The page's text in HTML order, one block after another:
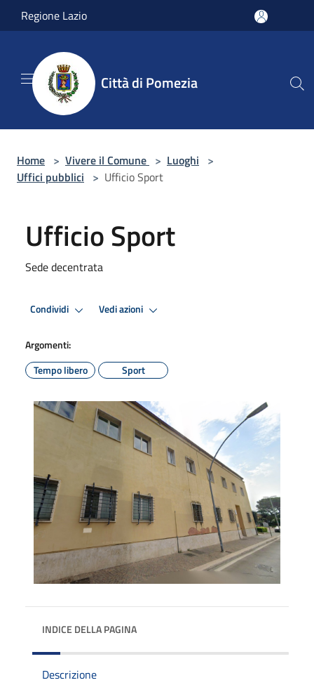
Salta al contenuto principale
Regione Lazio
Città di Pomezia
Home > Vivere il Comune > Luoghi >
Uffici pubblici > Ufficio Sport
Ufficio Sport
Sede decentrata
Condividi Vedi azioni
Argomenti:
Tempo libero
Sport
INDICE DELLA PAGINA
Descrizione